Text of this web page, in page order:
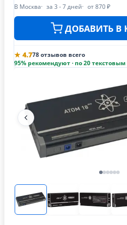
В Москва за 3 - 7 дней от 870 ₽
ДОБАВИТЬ В
★ 4.778 отзывов всего
95% рекомендуют · по 20